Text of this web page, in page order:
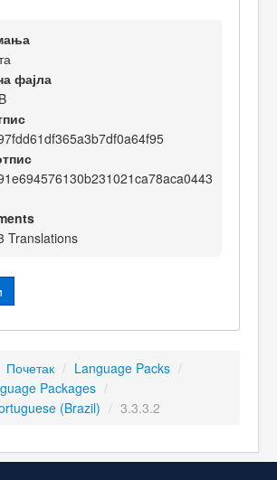
фајла
Translations
Почетак / Language Packs /
Packages /
(Brazil) / 3.3.3.2